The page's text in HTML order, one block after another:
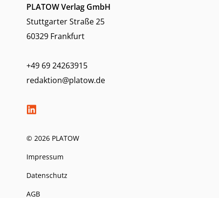
PLATOW Verlag GmbH
Stuttgarter Straße 25
60329 Frankfurt
+49 69 24263915
redaktion@platow.de
© 2026 PLATOW
Impressum
Datenschutz
AGB